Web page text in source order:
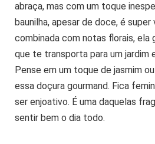
abraça, mas com um toque
baunilha, apesar de doce, é super
combinada com notas florais, ela
que te transporta para um jardim
Pense em um toque de jasmim
essa doçura gourmand. Fica
ser enjoativo. É uma daquelas
sentir bem o dia todo.